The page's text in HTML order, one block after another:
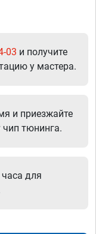
03 и получите
у мастера.
и приезжайте
чип тюнинга.
для